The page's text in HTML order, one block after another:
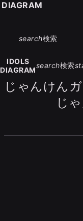
search検索
IDOLS
DIAGRAM
search検索
じゃんけん
じ